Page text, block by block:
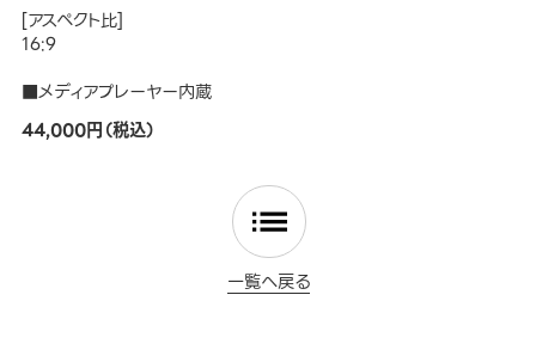
[アスペクト比]
16:9
■メディアプレーヤー内蔵
44,000円（税込）
一覧へ戻る